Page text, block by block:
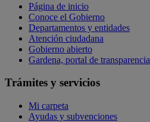
Página de inicio
Conoce el Gobierno
Departamentos y entidades
Atención ciudadana
Gobierno abierto
Gardena, portal de transparencia
Trámites y servicios
Mi carpeta
Ayudas y subvenciones